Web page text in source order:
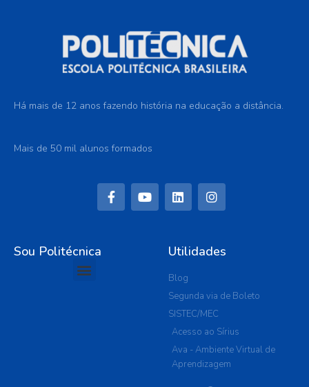
Há mais de 12 anos fazendo história na educação a distância.
Mais de 50 mil alunos formados
Sou Politécnica Utilidades
Blog
Segunda via de Boleto
SISTEC/MEC
Acesso ao Sírius
Ava - Ambiente Virtual de
Aprendizagem